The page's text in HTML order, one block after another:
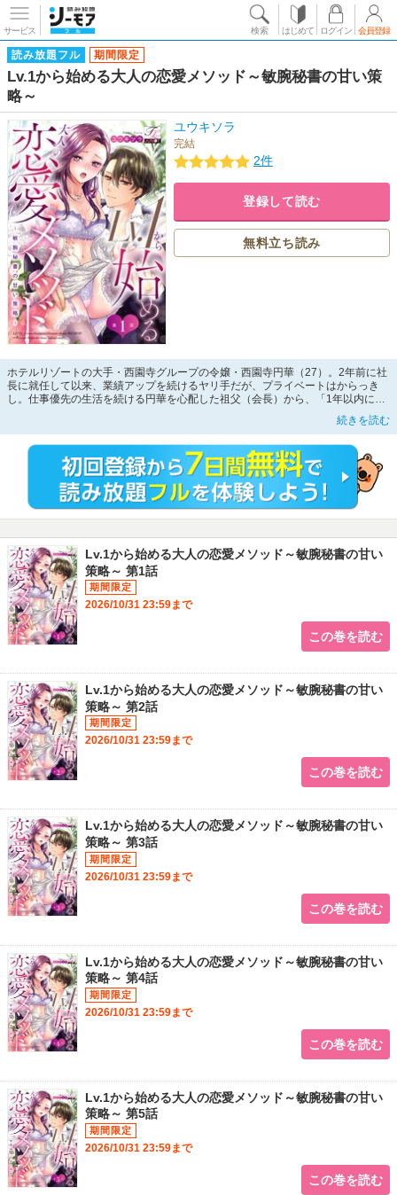
サービス 検索 はじめて ログイン 会員登録
読み放題フル 期間限定
Lv.1から始める大人の恋愛メソッド～敏腕秘書の甘い策
略～
ユウキソラ
完結
2件
登録して読む
無料立ち読み
ホテルリゾートの大手・西園寺グループの令嬢・西園寺円華（27）。2年前に社
長に就任して以来、業績アップを続けるヤリ手だが、プライベートはからっき
し。仕事優先の生活を続ける円華を心配した祖父（会長）から、「1年以内に相
手を見つけられなければ見合いをしてもらう」と言われてしまう。恋愛はほとん
どしてこなかったが恋愛結婚への憧れはある円華。ホテルのバーで経験の少なさ
じゃだめかな？」突然のコトバに心揺れた円華は、恵からのアプローチに身を許
す…。だが翌日、2人は意外なカタチで再会することとなる!!?恋愛超初心者な女
社長のハイレベルLOVEクエスト。毎月第3土曜に続話が追加されます!!
続きを読む
Lv.1から始める大人の恋愛メソッド～敏腕秘書の甘い
策略～ 第1話
2026/10/31 23:59まで
この巻を読む
Lv.1から始める大人の恋愛メソッド～敏腕秘書の甘い
策略～ 第2話
2026/10/31 23:59まで
この巻を読む
Lv.1から始める大人の恋愛メソッド～敏腕秘書の甘い
策略～ 第3話
2026/10/31 23:59まで
この巻を読む
Lv.1から始める大人の恋愛メソッド～敏腕秘書の甘い
策略～ 第4話
2026/10/31 23:59まで
この巻を読む
Lv.1から始める大人の恋愛メソッド～敏腕秘書の甘い
策略～ 第5話
2026/10/31 23:59まで
この巻を読む